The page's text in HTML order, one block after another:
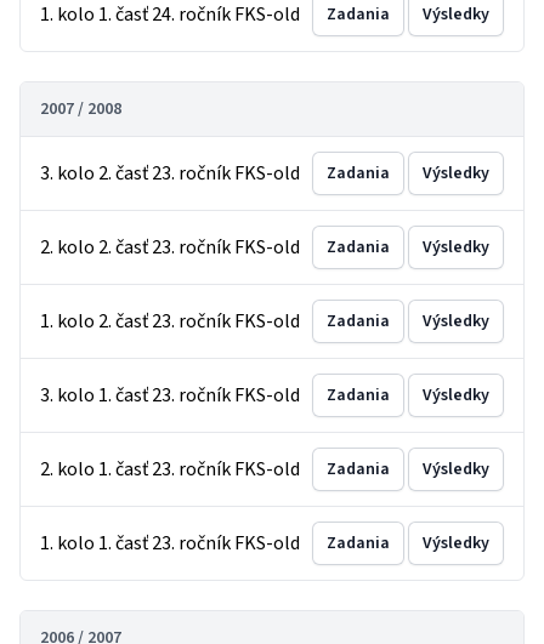
1. kolo 1. časť 24. ročník FKS-old Zadania Výsledky
2007 / 2008
3. kolo 2. časť 23. ročník FKS-old Zadania Výsledky
2. kolo 2. časť 23. ročník FKS-old Zadania Výsledky
1. kolo 2. časť 23. ročník FKS-old Zadania Výsledky
3. kolo 1. časť 23. ročník FKS-old Zadania Výsledky
2. kolo 1. časť 23. ročník FKS-old Zadania Výsledky
1. kolo 1. časť 23. ročník FKS-old Zadania Výsledky
2006 / 2007